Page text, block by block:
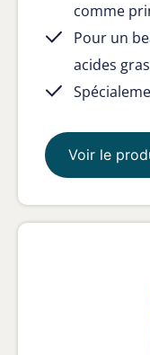
comme
Pour un
acides
Voir le